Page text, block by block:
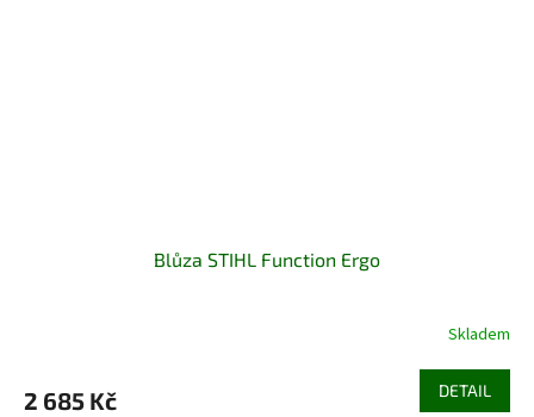
Blůza STIHL Function Ergo
Skladem
2 685 Kč DETAIL